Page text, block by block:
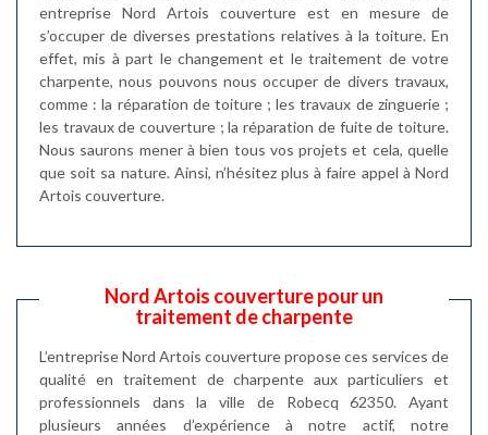
entreprise Nord Artois couverture est en mesure de
s’occuper de diverses prestations relatives à la toiture. En
effet, mis à part le changement et le traitement de votre
charpente, nous pouvons nous occuper de divers travaux,
comme : la réparation de toiture ; les travaux de zinguerie ;
les travaux de couverture ; la réparation de fuite de toiture.
Nous saurons mener à bien tous vos projets et cela, quelle
que soit sa nature. Ainsi, n’hésitez plus à faire appel à Nord
Artois couverture.
Nord Artois couverture pour un
traitement de charpente
L’entreprise Nord Artois couverture propose ces services de
qualité en traitement de charpente aux particuliers et
professionnels dans la ville de Robecq 62350. Ayant
plusieurs années d’expérience à notre actif, notre